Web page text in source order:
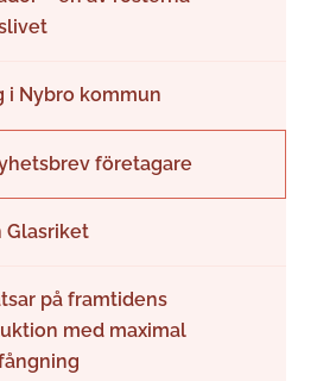
i Nybro kommun
företagare
Glasriket
på framtidens
med maximal